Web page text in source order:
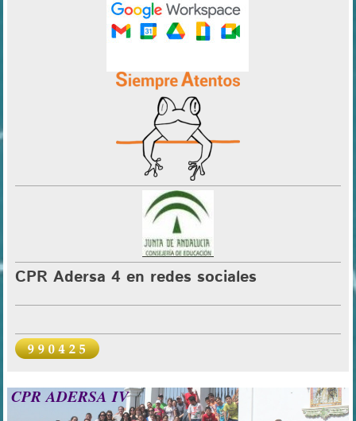
CPR Adersa 4 en redes sociales
CPR ADERSA IV